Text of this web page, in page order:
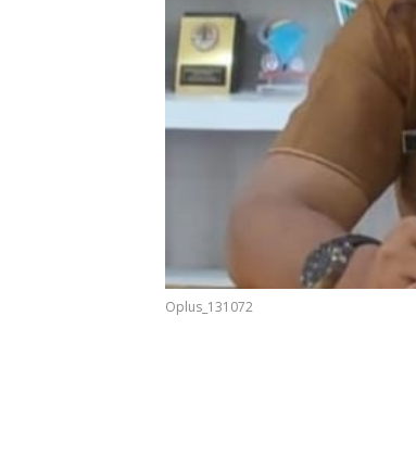
Oplus_131072
Ucapan
Selamat Atas
Ucapan
Bupati Dan
Wabup Alor